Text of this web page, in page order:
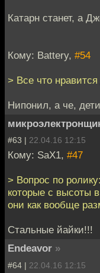
Катарн станет, а
Кому: Battery, #54
> Все что
Нипонил, а че,
#63 | 22.04.16 12:15
Кому: SaX1, #47
> Вопрос по
которые с высоты
они как вообще
Стальные йайки!!!
Endeavor »
#64 | 22.04.16 12:15